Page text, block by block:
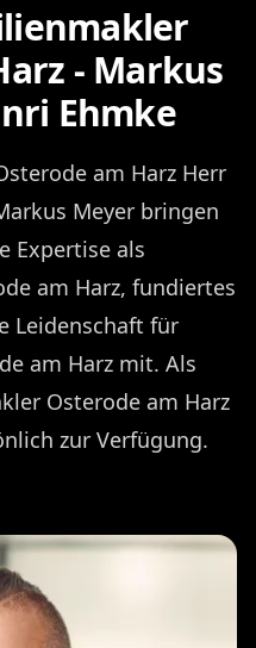
- Markus
Ehmke
am Harz Herr
Meyer bringen
Expertise als
am Harz, fundiertes
Leidenschaft für
am Harz mit. Als
Osterode am Harz
zur Verfügung.